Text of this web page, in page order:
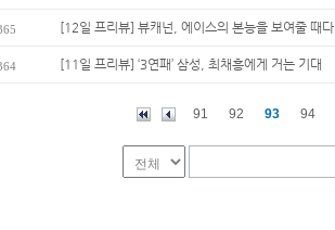
[12일 프리뷰] 뷰캐넌, 에이스의 본능을 보여줄 때다
[11일 프리뷰] ‘3연패’ 삼성, 최채흥에게 거는 기대
91 92 93 94